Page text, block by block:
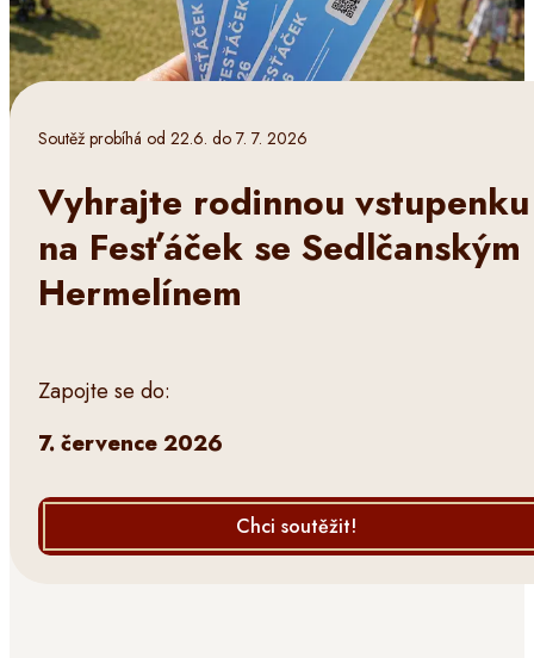
Soutěž probíhá od 22.6. do 7. 7. 2026
Vyhrajte rodinnou vstupenku
na Fesťáček se Sedlčanským
Hermelínem
Zapojte se do:
7. července 2026
Chci soutěžit!